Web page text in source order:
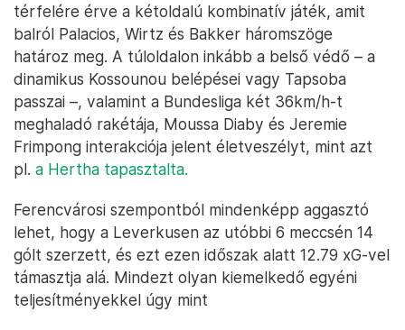
térfelére érve a kétoldalú kombinatív játék, amit
balról Palacios, Wirtz és Bakker háromszöge
határoz meg. A túloldalon inkább a belső védő – a
dinamikus Kossounou belépései vagy Tapsoba
passzai –, valamint a Bundesliga két 36km/h-t
meghaladó rakétája, Moussa Diaby és Jeremie
Frimpong interakciója jelent életveszélyt, mint azt
pl. a Hertha tapasztalta.
Ferencvárosi szempontból mindenképp aggasztó
lehet, hogy a Leverkusen az utóbbi 6 meccsén 14
gólt szerzett, és ezt ezen időszak alatt 12.79 xG-vel
támasztja alá. Mindezt olyan kiemelkedő egyéni
teljesítményekkel úgy mint